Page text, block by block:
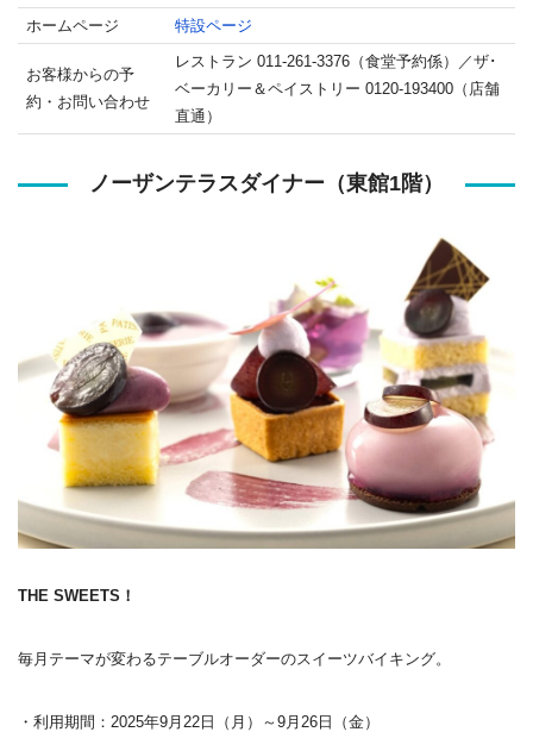
ホームページ
特設ページ
お客様からの予
約・お問い合わせ
レストラン 011-261-3376（食堂予約係）／ザ･
ベーカリー＆ペイストリー 0120-193400（店舗
直通）
ノーザンテラスダイナー（東館1階）
THE SWEETS！
毎月テーマが変わるテーブルオーダーのスイーツバイキング。
・利用期間：2025年9月22日（月）～9月26日（金）